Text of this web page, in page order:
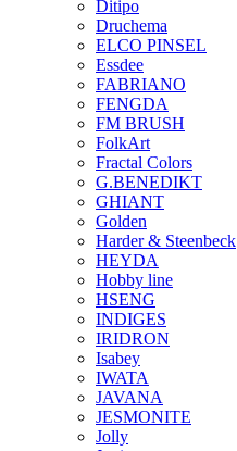
Ditipo
Druchema
ELCO PINSEL
Essdee
FABRIANO
FENGDA
FM BRUSH
FolkArt
Fractal Colors
G.BENEDIKT
GHIANT
Golden
Harder & Steenbeck
HEYDA
Hobby line
HSENG
INDIGES
IRIDRON
Isabey
IWATA
JAVANA
JESMONITE
Jolly